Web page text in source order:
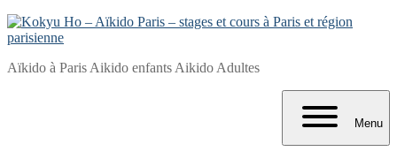
Aïkido à Paris Aikido enfants Aikido Adultes
Menu